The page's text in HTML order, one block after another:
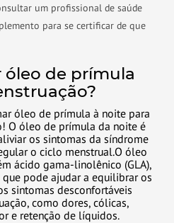
um profissional de saúde
para se certificar de que
óleo de prímula
óleo de prímula à noite para
O óleo de prímula da noite é
os sintomas da síndrome
o ciclo menstrual.O óleo
ácido gama-linolênico (GLA),
pode ajudar a equilibrar os
sintomas desconfortáveis
como dores, cólicas,
e retenção de líquidos.